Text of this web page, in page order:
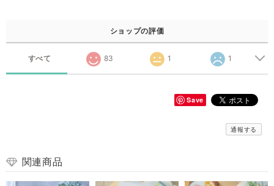
ショップの評価
すべて 83 1 1
Save
通報する
関連商品